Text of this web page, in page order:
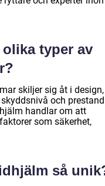
typer av
skiljer sig åt i design,
och
handlar om att
som säkerhet,
så